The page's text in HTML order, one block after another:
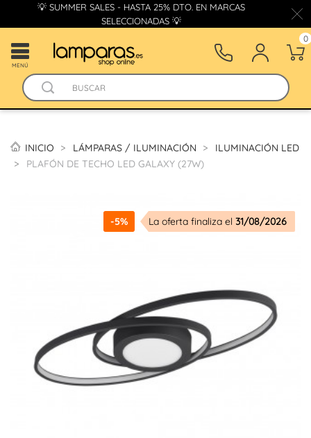
💡 SUMMER SALES - HASTA 25% DTO. EN MARCAS
SELECCIONADAS 💡
MENÚ
0
INICIO LÁMPARAS / ILUMINACIÓN
ILUMINACIÓN LED
PLAFÓN DE TECHO LED GALAXY (27W)
-5% La oferta finaliza el 31/08/2026